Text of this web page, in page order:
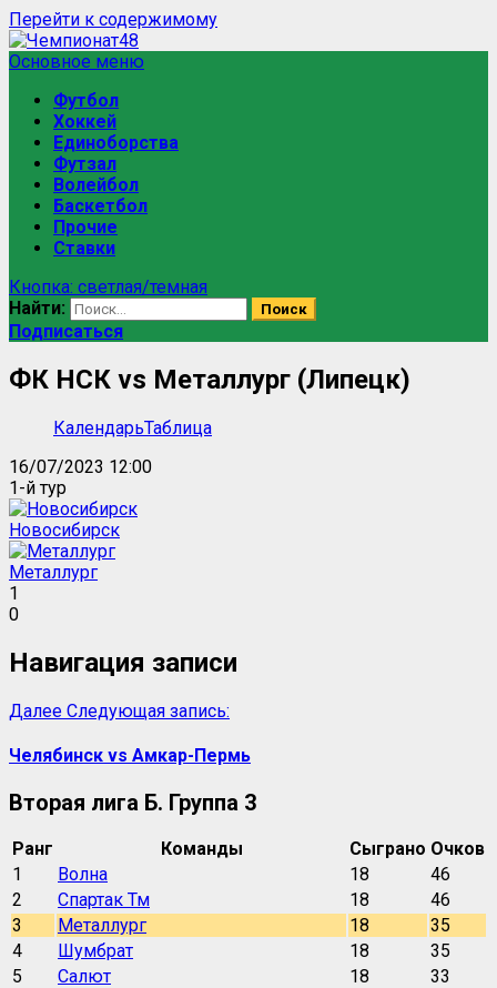
Перейти к содержимому
Основное меню
Футбол
Хоккей
Единоборства
Футзал
Волейбол
Баскетбол
Прочие
Ставки
Кнопка: светлая/темная
Найти:
Подписаться
ФК НСК vs Металлург (Липецк)
КалендарьТаблица
16/07/2023 12:00
1-й тур
Новосибирск
Металлург
1
0
Навигация записи
Далее Следующая запись:
Челябинск vs Амкар-Пермь
Вторая лига Б. Группа 3
Ранг Команды Сыграно Очков
1
Волна 18
46
2
Спартак Тм 18
46
3
Металлург 18
35
4
Шумбрат 18
35
5
Салют 18
33